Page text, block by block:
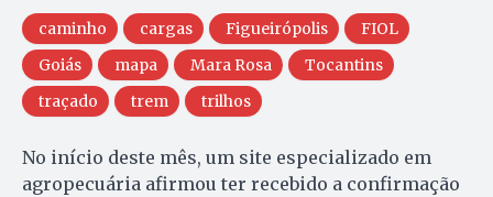
caminho cargas Figueirópolis
FIOL
Goiás
mapa Mara Rosa
Tocantins
traçado
trem trilhos
No início deste mês, um site especializado em
agropecuária afirmou ter recebido a confirmação